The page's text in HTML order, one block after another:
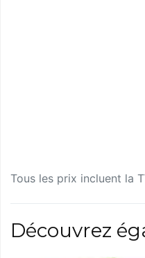
Tous les prix incluent la
Découvrez